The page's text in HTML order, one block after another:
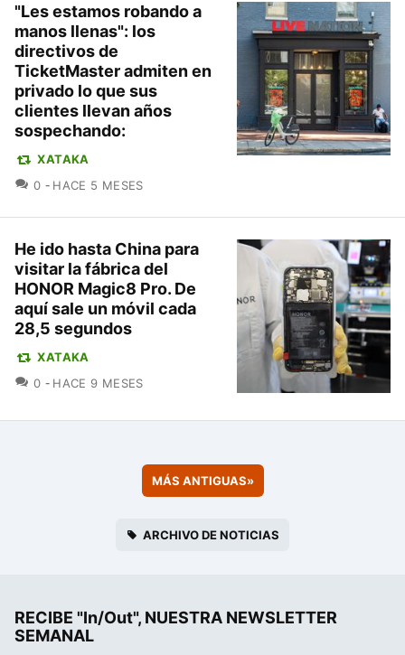
"Les estamos robando a
manos llenas": los
directivos de
TicketMaster admiten en
privado lo que sus
clientes llevan años
sospechando:
XATAKA
0 COMENTARIOS
HACE 5 MESES
He ido hasta China para
visitar la fábrica del
HONOR Magic8 Pro. De
aquí sale un móvil cada
28,5 segundos
XATAKA
0 COMENTARIOS
HACE 9 MESES
MÁS ANTIGUAS»
ARCHIVO DE NOTICIAS
RECIBE "In/Out", NUESTRA NEWSLETTER
SEMANAL